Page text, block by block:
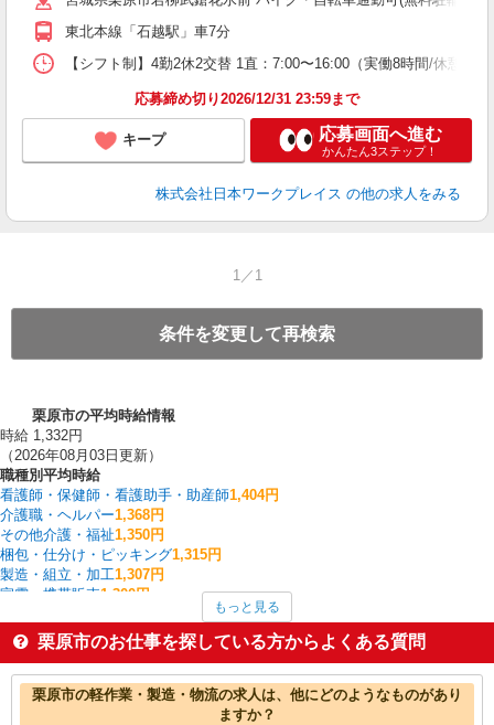
東北本線「石越駅」車7分
【シフト制】4勤2休2交替 1直：7:00〜16:00（実働8時間/休憩
応募締め切り2026/12/31 23:59まで
キープ 応募画面へ進む
かんたん3ステップ！
株式会社日本ワークプレイス の他の求人をみる
1／1
条件を変更して再検索
栗原市の平均時給情報
時給 1,332円
（2026年08月03日更新）
職種別平均時給
看護師・保健師・看護助手・助産師1,404円
介護職・ヘルパー1,368円
その他介護・福祉1,350円
梱包・仕分け・ピッキング1,315円
製造・組立・加工1,307円
家電・携帯販売1,300円
中型（2t・4t）ドライバー1,300円
その他ドライバー・配達
1,300円
入出庫・商品管理・検品・検査1,282円
栗原市の他の職種の平均時給を見る
もっと見る
栗原市のお仕事を探している方からよくある質問
栗原市の軽作業・製造・物流の求人は、他にどのようなものがあり
ますか？